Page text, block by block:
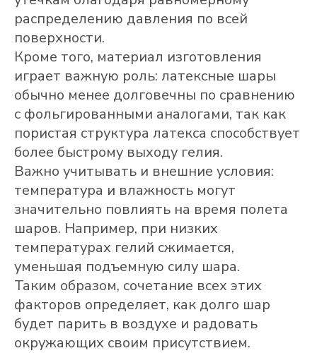
распределению давления по всей
поверхности.
Кроме того, материал изготовления
играет важную роль: латексные шары
обычно менее долговечны по сравнению
с фольгированными аналогами, так как
пористая структура латекса способствует
более быстрому выходу гелия.
Важно учитывать и внешние условия:
температура и влажность могут
значительно повлиять на время полета
шаров. Например, при низких
температурах гелий сжимается,
уменьшая подъемную силу шара.
Таким образом, сочетание всех этих
факторов определяет, как долго шар
будет парить в воздухе и радовать
окружающих своим присутствием.